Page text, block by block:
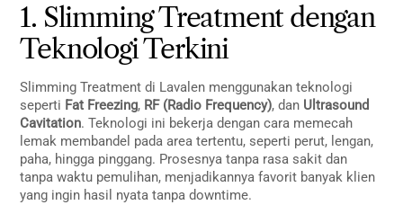
1. Slimming Treatment dengan
Teknologi Terkini
Slimming Treatment di Lavalen menggunakan teknologi
seperti Fat Freezing, RF (Radio Frequency), dan Ultrasound
Cavitation. Teknologi ini bekerja dengan cara memecah
lemak membandel pada area tertentu, seperti perut, lengan,
paha, hingga pinggang. Prosesnya tanpa rasa sakit dan
tanpa waktu pemulihan, menjadikannya favorit banyak klien
yang ingin hasil nyata tanpa downtime.